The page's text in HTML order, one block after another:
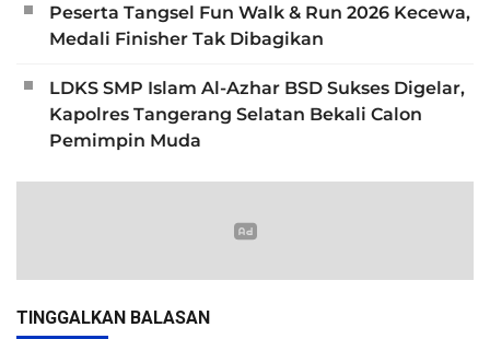
Peserta Tangsel Fun Walk & Run 2026 Kecewa,
Medali Finisher Tak Dibagikan
LDKS SMP Islam Al-Azhar BSD Sukses Digelar,
Kapolres Tangerang Selatan Bekali Calon
Pemimpin Muda
TINGGALKAN BALASAN